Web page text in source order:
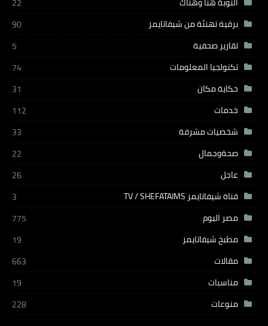
برقية تهنئة من شيفاتايمز
90
تقارير صحفية
5
تكنولجيا المعلومات
74
حكاية مكان
31
خدمات
112
شخصيات مشرفة
33
صحةوجمال
22
عاجل
26
قناة شيفاتايمز TV / SHEFATAIMS
3
مصر اليوم
775
مطبخ شيفاتايمز
19
مقالات
663
مناسبات
19
منوعات
228